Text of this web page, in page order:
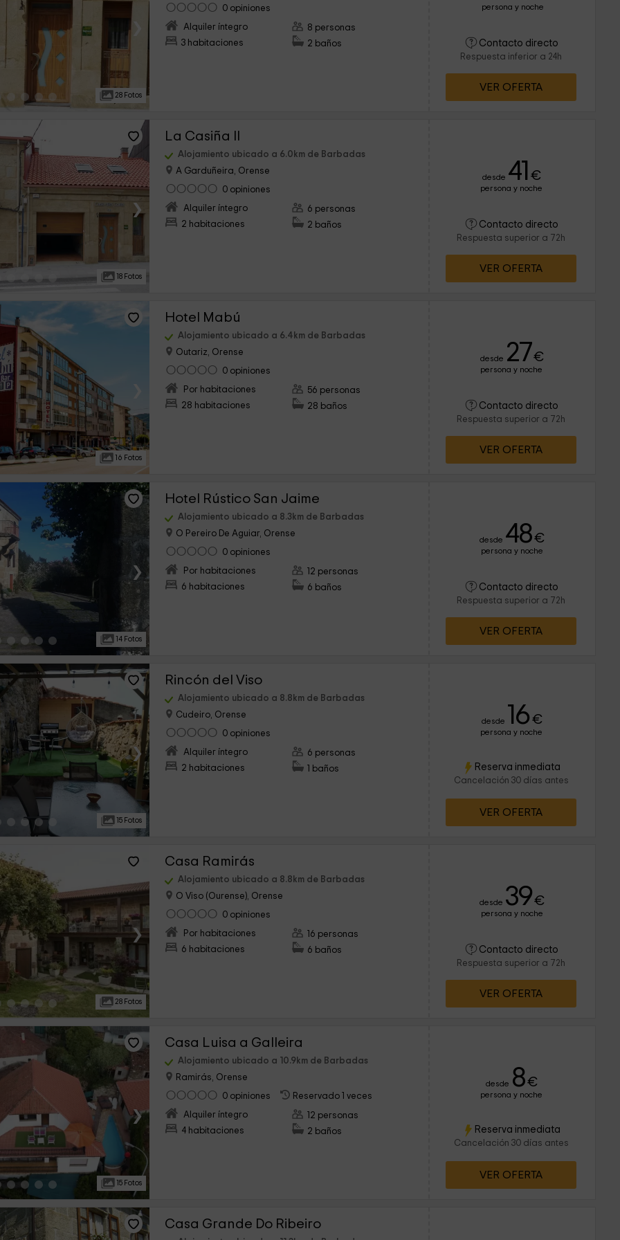
28 Fotos
0 opiniones
Alquiler íntegro
3 habitaciones
8 personas
2 baños
persona y noche
Contacto directo
Respuesta inferior a 24h
VER OFERTA
›
18 Fotos
La Casiña II
Alojamiento ubicado a 6.0km de Barbadas
A Garduñeira, Orense
0 opiniones
Alquiler íntegro
2 habitaciones
6 personas
2 baños
desde 41 €
persona y noche
Contacto directo
Respuesta superior a 72h
VER OFERTA
16 Fotos
Hotel Mabú
Alojamiento ubicado a 6.4km de Barbadas
Outariz, Orense
0 opiniones
Por habitaciones
28 habitaciones
56 personas
28 baños
desde 27€
persona y noche
Contacto directo
Respuesta superior a 72h
VER OFERTA
›
14 Fotos
Hotel Rústico San Jaime
Alojamiento ubicado a 8.3km de Barbadas
O Pereiro De Aguiar, Orense
0 opiniones
Por habitaciones
6 habitaciones
12 personas
6 baños
desde 48€
persona y noche
Contacto directo
Respuesta superior a 72h
VER OFERTA
›
15 Fotos
Rincón del Viso
Alojamiento ubicado a 8.8km de Barbadas
Cudeiro, Orense
0 opiniones
Alquiler íntegro
2 habitaciones
6 personas
1 baños
desde 16 €
persona y noche
Reserva inmediata
Cancelación 30 días antes
VER OFERTA
›
28 Fotos
Casa Ramirás
Alojamiento ubicado a 8.8km de Barbadas
O Viso (Ourense), Orense
0 opiniones
Por habitaciones
6 habitaciones
16 personas
6 baños
desde 39€
persona y noche
Contacto directo
Respuesta superior a 72h
VER OFERTA
›
15 Fotos
Casa Luisa a Galleira
Alojamiento ubicado a 10.9km de Barbadas
Ramirás, Orense
0 opiniones
Reservado 1 veces
Alquiler íntegro
4 habitaciones
12 personas
2 baños
desde 8€
persona y noche
Reserva inmediata
Cancelación 30 días antes
VER OFERTA
Casa Grande Do Ribeiro